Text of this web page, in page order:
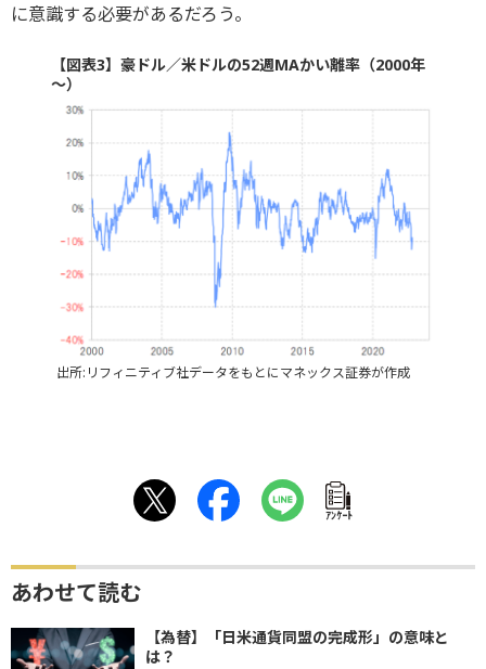
に意識する必要があるだろう。
【図表3】豪ドル／米ドルの52週MAかい離率（2000年
～）
出所:リフィニティブ社データをもとにマネックス証券が作成
ｱﾝｹｰﾄ
あわせて読む
【為替】「日米通貨同盟の完成形」の意味と
は？